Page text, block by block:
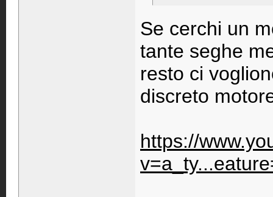
Se cerchi un
tante seghe
resto ci
discreto
https://